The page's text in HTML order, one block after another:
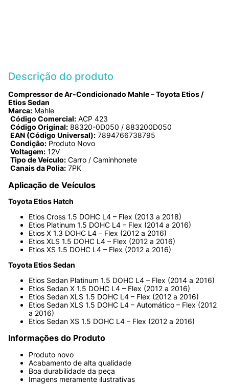
Descrição do produto
Compressor de Ar-Condicionado Mahle – Toyota Etios /
Etios Sedan
Marca: Mahle
Código Comercial: ACP 423
Código Original: 88320-0D050 / 883200D050
EAN (Código Universal): 7894766738795
Condição: Produto Novo
Voltagem: 12V
Tipo de Veículo: Carro / Caminhonete
Canais da Polia: 7PK
Aplicação de Veículos
Toyota Etios Hatch
Etios Cross 1.5 DOHC L4 – Flex (2013 a 2018)
Etios Platinum 1.5 DOHC L4 – Flex (2014 a 2016)
Etios X 1.3 DOHC L4 – Flex (2012 a 2016)
Etios XLS 1.5 DOHC L4 – Flex (2012 a 2016)
Etios XS 1.5 DOHC L4 – Flex (2012 a 2016)
Toyota Etios Sedan
Etios Sedan Platinum 1.5 DOHC L4 – Flex (2014 a 2016)
Etios Sedan X 1.5 DOHC L4 – Flex (2012 a 2016)
Etios Sedan XLS 1.5 DOHC L4 – Flex (2012 a 2016)
Etios Sedan XLS 1.5 DOHC L4 – Automático – Flex (2012
a 2016)
Etios Sedan XS 1.5 DOHC L4 – Flex (2012 a 2016)
Informações do Produto
Produto novo
Acabamento de alta qualidade
Boa durabilidade da peça
Imagens meramente ilustrativas